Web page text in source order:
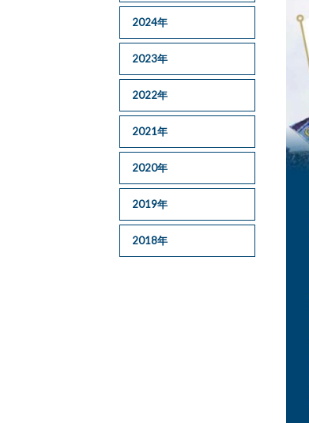
2024年
2023年
2022年
2021年
2020年
2019年
2018年